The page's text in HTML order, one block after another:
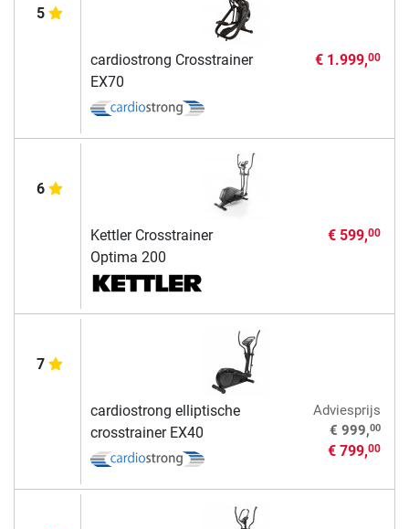
5
cardiostrong Crosstrainer
EX70
€ 1.999,00
6
Kettler Crosstrainer
Optima 200
€ 599,00
7
cardiostrong elliptische
crosstrainer EX40
Adviesprijs
€ 999,00
€ 799,00